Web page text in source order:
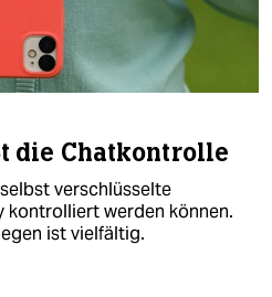
die Chatkontrolle
verschlüsselte
kontrolliert werden können.
ist vielfältig.